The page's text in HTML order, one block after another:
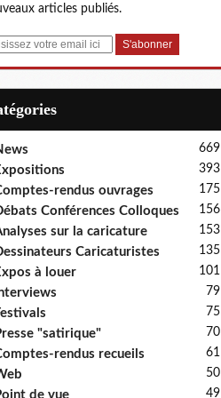
articles publiés.
669
393
rendus ouvrages 175
Conférences Colloques 156
sur la caricature 153
Caricaturistes 135
à louer 101
79
75
"satirique" 70
rendus recueils 61
50
de vue 49